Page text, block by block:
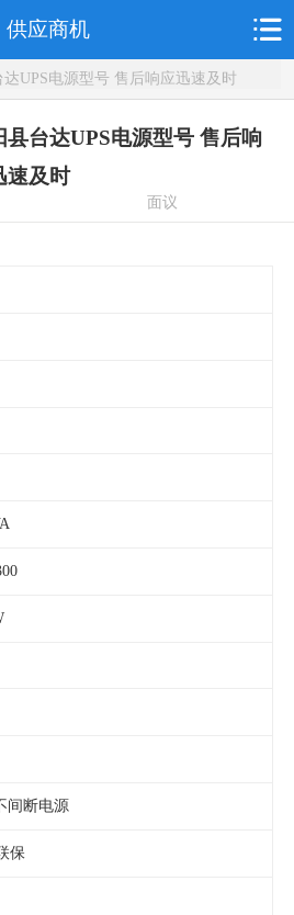
供应商机
UPS电源型号 售后响应迅速及时
县台达UPS电源型号 售后响
速及时
面议
间断电源
保